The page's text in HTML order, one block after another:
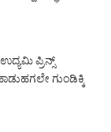
ಪ್ರಿನ್ಸ್
ಗುಂಡಿಕ್ಕಿ